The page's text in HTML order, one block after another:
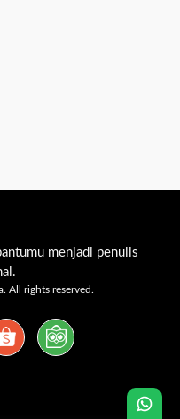
menjadi penulis
All rights reserved.